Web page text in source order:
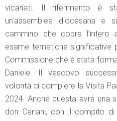
vicariati. Il riferimento è
un’assemblea diocesana
cammino che copra l’intero
esame tematiche significative
Commissione che è stata
Daniele. Il vescovo
volontà di compiere la Visita
2024. Anche questa avrà una
don Ceriani, con il compito